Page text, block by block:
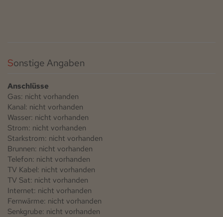
Sonstige Angaben
Anschlüsse
Gas: nicht vorhanden
Kanal: nicht vorhanden
Wasser: nicht vorhanden
Strom: nicht vorhanden
Starkstrom: nicht vorhanden
Brunnen: nicht vorhanden
Telefon: nicht vorhanden
TV Kabel: nicht vorhanden
TV Sat: nicht vorhanden
Internet: nicht vorhanden
Fernwärme: nicht vorhanden
Senkgrube: nicht vorhanden